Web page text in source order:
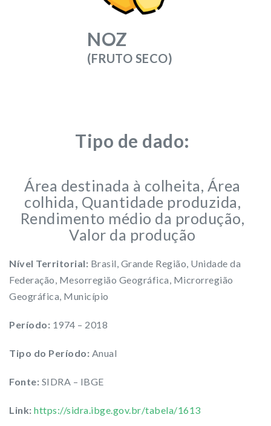
NOZ
(FRUTO SECO)
Tipo de dado:
Área destinada à colheita, Área
colhida, Quantidade produzida,
Rendimento médio da produção,
Valor da produção
Nível Territorial: Brasil, Grande Região, Unidade da
Federação, Mesorregião Geográfica, Microrregião
Geográfica, Município
Período: 1974 – 2018
Tipo do Período: Anual
Fonte: SIDRA – IBGE
Link: https://sidra.ibge.gov.br/tabela/1613